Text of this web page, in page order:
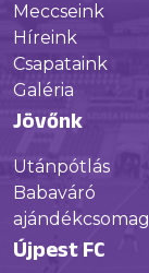
Meccseink
Híreink
Csapataink
Galéria
Jövőnk
Utánpótlás
Babaváró
ajándékcsomag
Újpest FC